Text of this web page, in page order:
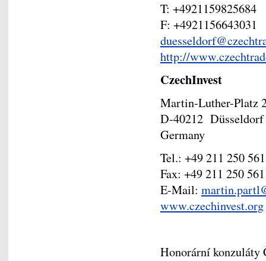
T: +4921159825684
F: +4921156643031
http://
CzechInvest
Martin-Luther-Platz
D-40212 Düsseldorf
Germany
Tel.: +49 211 250
Fax: +49 211 250
E-Mail:
www.czechinvest.org
Honorární konzuláty